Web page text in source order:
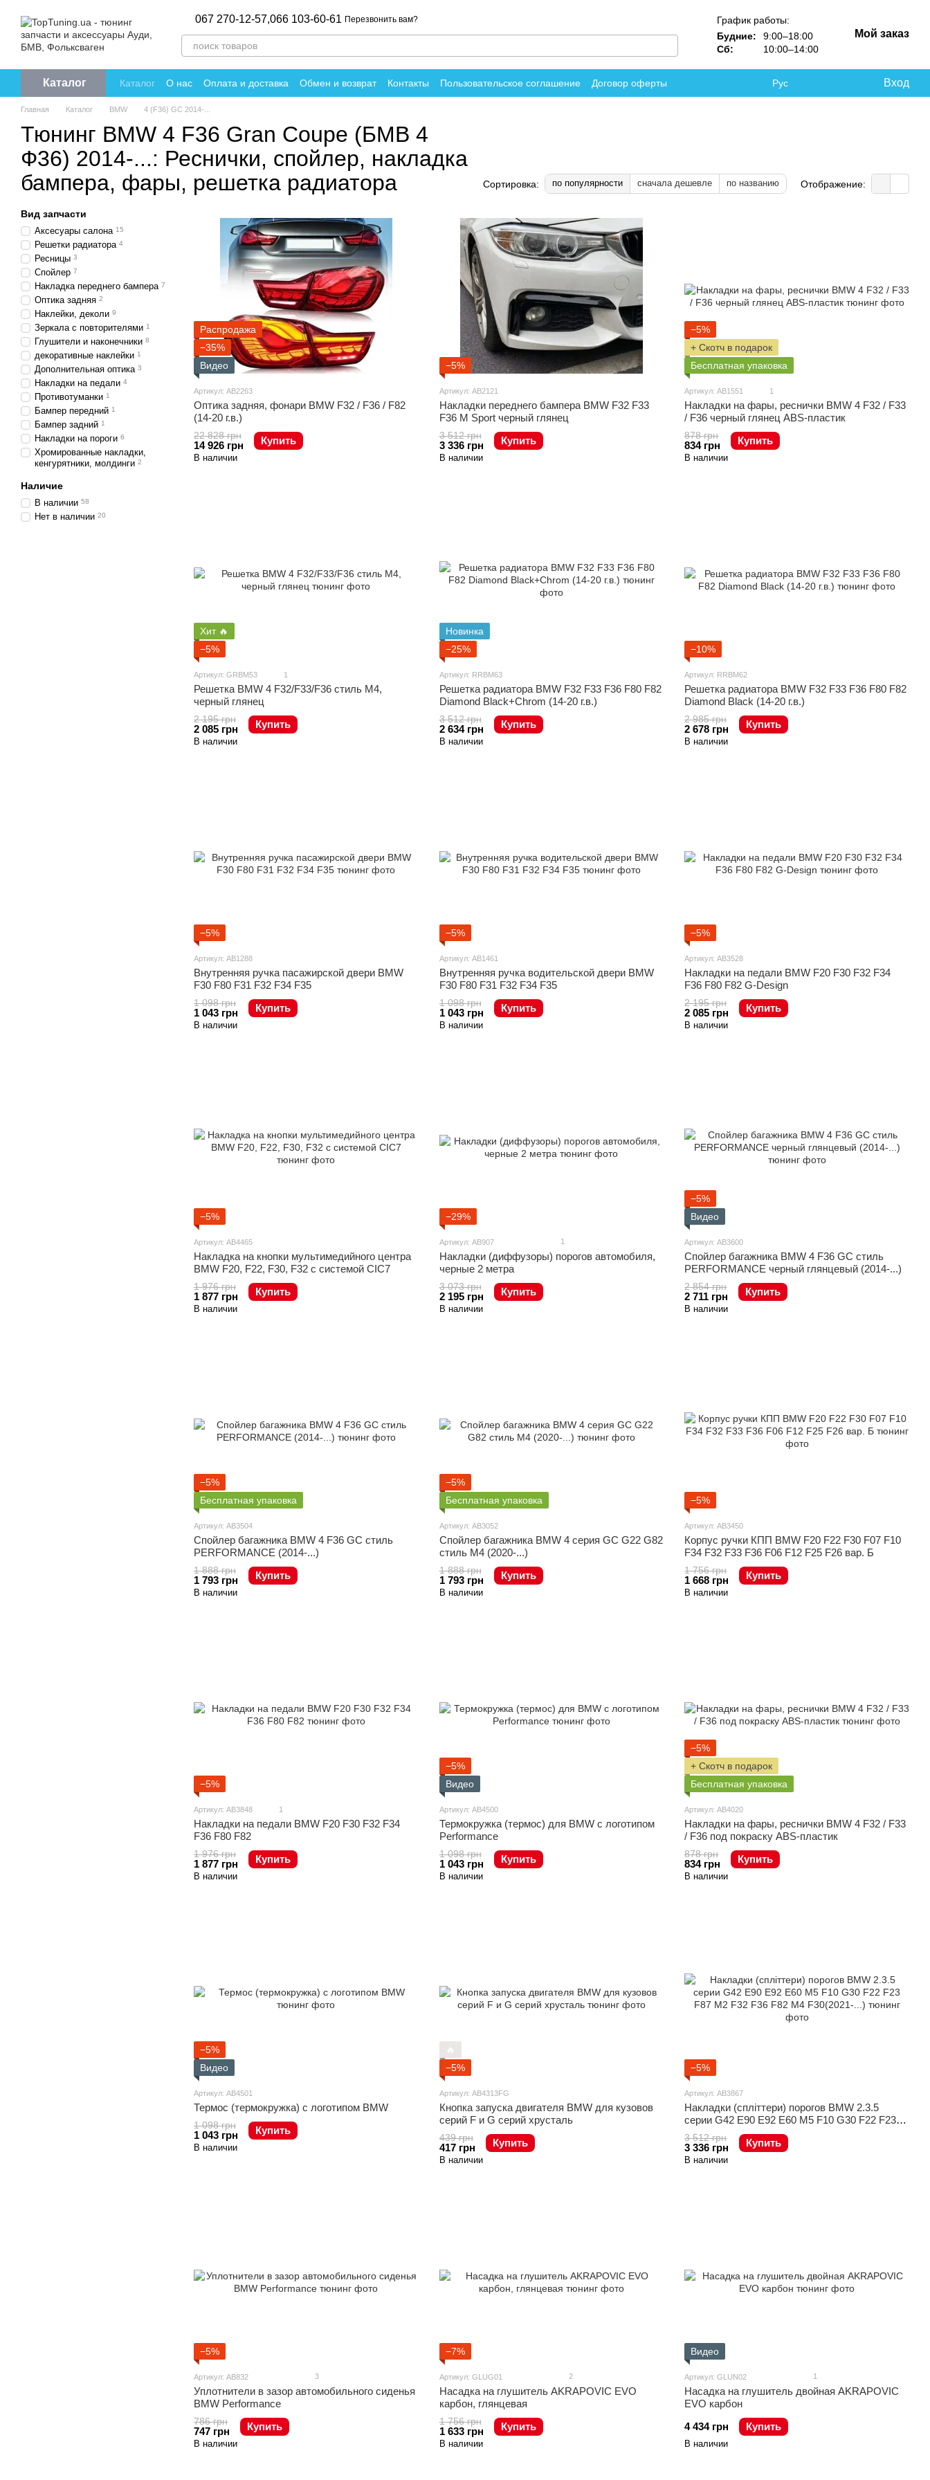
067 270-12-57,066 103-60-61 Перезвонить вам?
График работы:
Будние:
9:00–18:00
Сб:
10:00–14:00
Мой заказ
Каталог Каталог О нас Оплата и доставка Обмен и возврат Контакты Пользовательское соглашение
Договор оферты
Политика конфиденциальности
Отзывы о магазине
Рус Вход
Главная Каталог BMW 4 (F36) GC 2014-...
Тюнинг BMW 4 F36 Gran Coupe (БМВ 4
Ф36) 2014-...: Реснички, спойлер, накладка
бампера, фары, решетка радиатора
Сортировка: по популярности сначала дешевле по названию Отображение:
Распродажа
−35%
Видео
Артикул: AB2263
Оптика задняя, фонари BMW F32 / F36 / F82
(14-20 г.в.)
22 828 грн
14 926 грн Купить
В наличии
−5%
Артикул: AB2121
Накладки переднего бампера BMW F32 F33
F36 М Sport черный глянец
3 512 грн
3 336 грн Купить
В наличии
−5%
+ Скотч в подарок
Бесплатная упаковка
Артикул: AB1551 1
Накладки на фары, реснички BMW 4 F32 / F33
/ F36 черный глянец ABS-пластик
878 грн
834 грн Купить
В наличии
Хит 🔥
−5%
Артикул: GRBM53 1
Решетка BMW 4 F32/F33/F36 стиль М4,
черный глянец
2 195 грн
2 085 грн Купить
В наличии
Новинка
−25%
Артикул: RRBM63
Решетка радиатора BMW F32 F33 F36 F80 F82
Diamond Black+Chrom (14-20 г.в.)
3 512 грн
2 634 грн Купить
В наличии
−10%
Артикул: RRBM62
Решетка радиатора BMW F32 F33 F36 F80 F82
Diamond Black (14-20 г.в.)
2 985 грн
2 678 грн Купить
В наличии
−5%
Артикул: AB1288
Внутренняя ручка пасажирской двери BMW
F30 F80 F31 F32 F34 F35
1 098 грн
1 043 грн Купить
В наличии
−5%
Артикул: AB1461
Внутренняя ручка водительской двери BMW
F30 F80 F31 F32 F34 F35
1 098 грн
1 043 грн Купить
В наличии
−5%
Артикул: AB3528
Накладки на педали BMW F20 F30 F32 F34
F36 F80 F82 G-Design
2 195 грн
2 085 грн Купить
В наличии
−5%
Артикул: AB4465
Накладка на кнопки мультимедийного центра
BMW F20, F22, F30, F32 с системой CIC7
1 976 грн
1 877 грн Купить
В наличии
−29%
Артикул: AB907 1
Накладки (диффузоры) порогов автомобиля,
черные 2 метра
3 073 грн
2 195 грн Купить
В наличии
−5%
Видео
Артикул: AB3600
Спойлер багажника BMW 4 F36 GC стиль
PERFORMANCE черный глянцевый (2014-...)
2 854 грн
2 711 грн Купить
В наличии
−5%
Бесплатная упаковка
Артикул: AB3504
Спойлер багажника BMW 4 F36 GC стиль
PERFORMANCE (2014-...)
1 888 грн
1 793 грн Купить
В наличии
−5%
Бесплатная упаковка
Артикул: AB3052
Спойлер багажника BMW 4 серия GC G22 G82
стиль M4 (2020-...)
1 888 грн
1 793 грн Купить
В наличии
−5%
Артикул: AB3450
Корпус ручки КПП BMW F20 F22 F30 F07 F10
F34 F32 F33 F36 F06 F12 F25 F26 вар. Б
1 756 грн
1 668 грн Купить
В наличии
−5%
Артикул: AB3848 1
Накладки на педали BMW F20 F30 F32 F34
F36 F80 F82
1 976 грн
1 877 грн Купить
В наличии
−5%
Видео
Артикул: AB4500
Термокружка (термос) для BMW с логотипом
Performance
1 098 грн
1 043 грн Купить
В наличии
−5%
+ Скотч в подарок
Бесплатная упаковка
Артикул: AB4020
Накладки на фары, реснички BMW 4 F32 / F33
/ F36 под покраску ABS-пластик
878 грн
834 грн Купить
В наличии
−5%
Видео
Артикул: AB4501
Термос (термокружка) с логотипом BMW
1 098 грн
1 043 грн Купить
В наличии
🔥
−5%
Артикул: AB4313FG
Кнопка запуска двигателя BMW для кузовов
серий F и G серий хрусталь
439 грн
417 грн Купить
В наличии
−5%
Артикул: AB3867
Накладки (спліттери) порогов BMW 2.3.5
серии G42 E90 E92 E60 M5 F10 G30 F22 F23
F87 M2 F32 F36 F82 M4 F30(2021-...)
3 512 грн
3 336 грн Купить
В наличии
−5%
Артикул: AB832 3
Уплотнители в зазор автомобильного сиденья
BMW Performance
786 грн
747 грн Купить
В наличии
−7%
Артикул: GLUG01 2
Насадка на глушитель AKRAPOVIC EVO
карбон, глянцевая
1 756 грн
1 633 грн Купить
В наличии
Видео
Артикул: GLUN02 1
Насадка на глушитель двойная AKRAPOVIC
EVO карбон
4 434 грн
Купить
В наличии
Вид запчасти
Аксесуары салона 15
Решетки радиатора 4
Ресницы 3
Спойлер 7
Накладка переднего бампера 7
Оптика задняя 2
Наклейки, деколи 9
Зеркала с повторителями 1
Глушители и наконечники 8
декоративные наклейки 1
Дополнительная оптика 3
Накладки на педали 4
Противотуманки 1
Бампер передний 1
Бампер задний 1
Накладки на пороги 6
Хромированные накладки,
кенгурятники, молдинги 2
Наличие
В наличии 58
Нет в наличии 20